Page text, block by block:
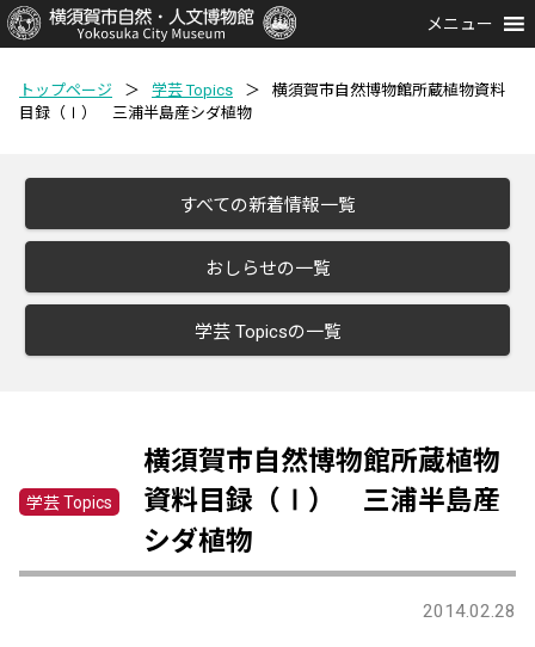
メニュー
トップページ ＞ 学芸 Topics ＞
横須賀市自然博物館所蔵植物資料
目録（Ⅰ） 三浦半島産シダ植物
すべての新着情報一覧
おしらせの一覧
学芸 Topicsの一覧
学芸 Topics
横須賀市自然博物館所蔵植物
資料目録（Ⅰ） 三浦半島産
シダ植物
2014.02.28